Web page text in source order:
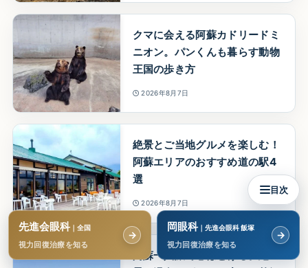
クマに会える阿蘇カドリードミ
ニオン。パンくんも暮らす動物
王国の歩き方
2026年8月7日
絶景とご当地グルメを楽しむ！
阿蘇エリアのおすすめ道の駅4
選
2026年8月7日
阿蘇一人旅で心ほどける。絶
先進会眼科｜全国
視力回復治療を知る
→
岡眼科｜先進会眼科 飯塚
視力回復治療を知る
→
目次